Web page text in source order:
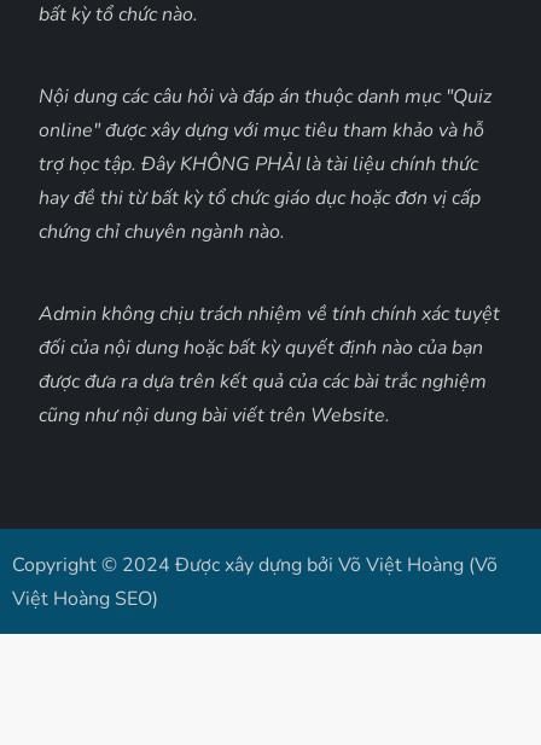
bất kỳ tổ chức nào.
Nội dung các câu hỏi và đáp án thuộc danh mục "Quiz
online" được xây dựng với mục tiêu tham khảo và hỗ
trợ học tập. Đây KHÔNG PHẢI là tài liệu chính thức
hay đề thi từ bất kỳ tổ chức giáo dục hoặc đơn vị cấp
chứng chỉ chuyên ngành nào.
Admin không chịu trách nhiệm về tính chính xác tuyệt
đối của nội dung hoặc bất kỳ quyết định nào của bạn
được đưa ra dựa trên kết quả của các bài trắc nghiệm
cũng như nội dung bài viết trên Website.
Copyright © 2024 Được xây dựng bởi Võ Việt Hoàng (Võ
Việt Hoàng SEO)